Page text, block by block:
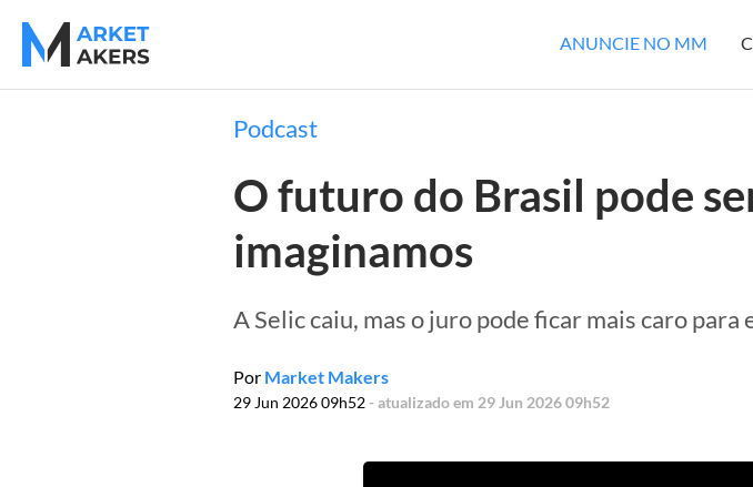
ANUNCIE NO MM
Podcast
O futuro do Brasil pode
imaginamos
A Selic caiu, mas o juro pode ficar mais caro
Por Market Makers
29 Jun 2026 09h52- atualizado em 29 Jun 2026 09h52